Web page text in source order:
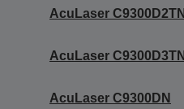
AcuLaser C9300D2TN
AcuLaser
AcuLaser C9300DN